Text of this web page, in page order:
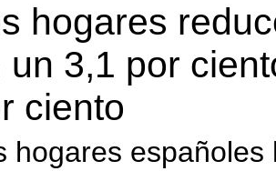
hogares
un 3,1 por
ciento
hogares